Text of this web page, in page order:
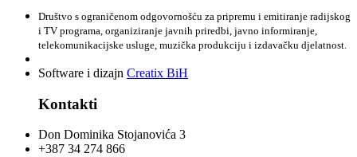
Društvo s ograničenom odgovornošću za pripremu i emitiranje radijskog
i TV programa, organiziranje javnih priredbi, javno informiranje,
telekomunikacijske usluge, muzička produkciju i izdavačku djelatnost.
Software i dizajn Creatix BiH
Kontakti
Don Dominika Stojanovića 3
+387 34 274 866